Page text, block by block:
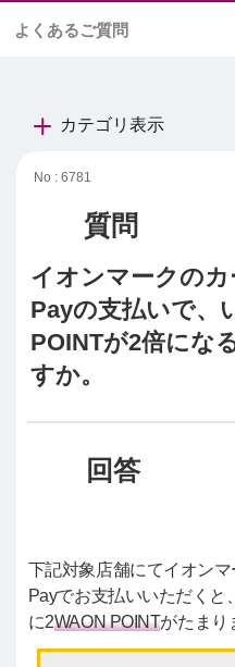
よくあるご質問
カテゴリ表示
No : 6781
イオンマークの
Payの支払いで、
POINTが2倍にな
すか。
下記対象店舗にてイオン
Payでお支払いいただくと
に2WAON POINTがたまり